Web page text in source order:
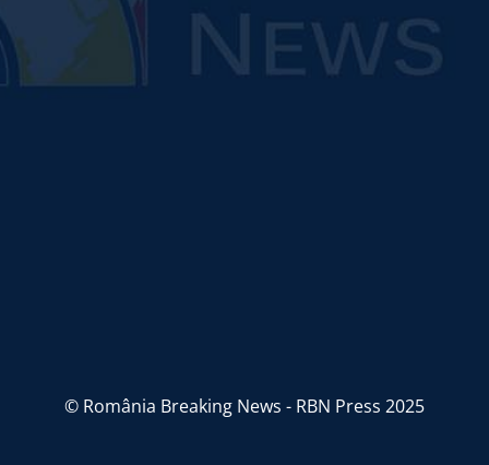
© România Breaking News - RBN Press 2025